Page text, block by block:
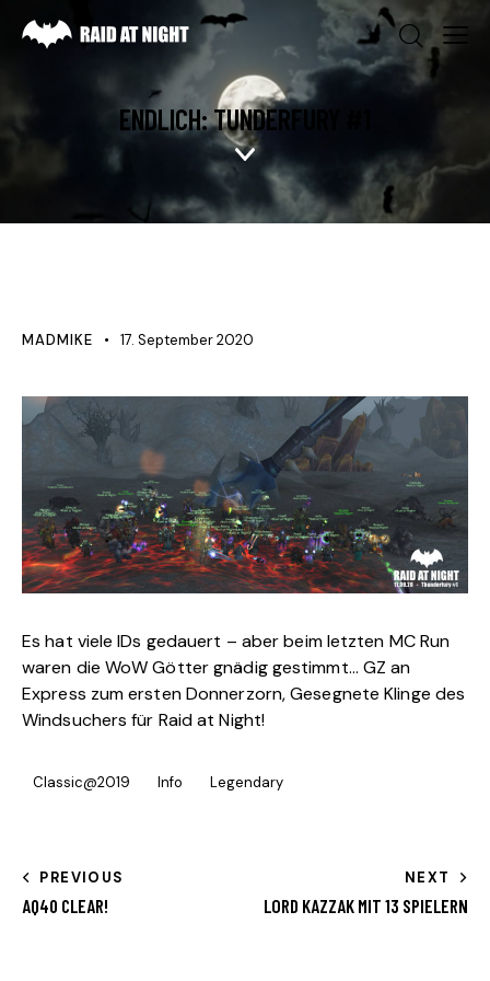
ENDLICH: TUNDERFURY #1
MADMIKE 17. September 2020
Es hat viele IDs gedauert – aber beim letzten MC Run
waren die WoW Götter gnädig gestimmt… GZ an
Express zum erstenDonnerzorn, Gesegnete Klinge des
Windsuchers für Raid at Night!
Classic@2019 Info Legendary
PREVIOUS
AQ40 CLEAR!
NEXT
LORD KAZZAK MIT 13 SPIELERN